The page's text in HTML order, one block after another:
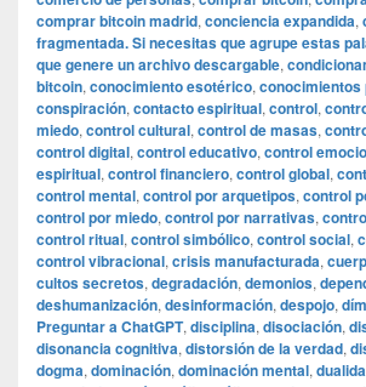
comprar bitcoin madrid, conciencia expandida,
fragmentada. Si necesitas que agrupe estas
que genere un archivo descargable,
bitcoin, conocimiento esotérico, conocimientos
conspiración, contacto espiritual, control,
miedo, control cultural, control de masas,
control digital, control educativo, control
espiritual, control financiero, control global,
control mental, control por arquetipos, control
control por miedo, control por narrativas,
control ritual, control simbólico, control social,
control vibracional, crisis manufacturada,
cultos secretos, degradación, demonios,
deshumanización, desinformación, despojo,
Preguntar a ChatGPT, disciplina, disociación,
disonancia cognitiva, distorsión de la verdad,
dogma, dominación, dominación mental,